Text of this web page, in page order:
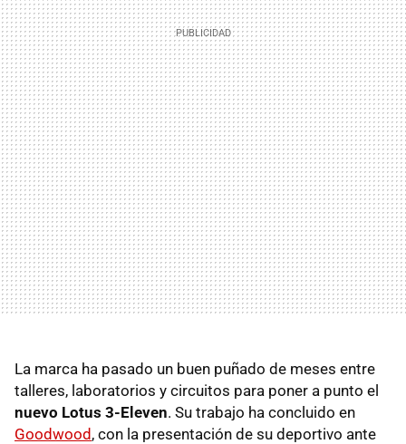
La marca ha pasado un buen puñado de meses entre
talleres, laboratorios y circuitos para poner a punto el
nuevo Lotus 3-Eleven. Su trabajo ha concluido en
Goodwood, con la presentación de su deportivo ante